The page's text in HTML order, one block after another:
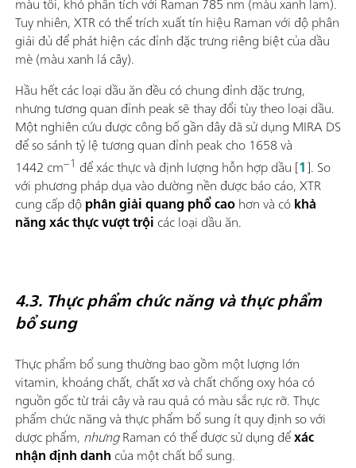
Tuy nhiên, XTR có thể trích xuất tín hiệu Raman với độ phân
giải đủ để phát hiện các đỉnh đặc trưng riêng biệt của dầu
mè (màu xanh lá cây).
Hầu hết các loại dầu ăn đều có chung đỉnh đặc trưng,
nhưng tương quan đỉnh peak sẽ thay đổi tùy theo loại dầu.
Một nghiên cứu được công bố gần đây đã sử dụng MIRA DS
để so sánh tỷ lệ tương quan đỉnh peak cho 1658 và
1442 cm−1 để xác thực và định lượng hỗn hợp dầu [1]. So
với phương pháp dụa vào đường nền được báo cáo, XTR
cung cấp độphân giải quang phổ caohơn và cókhả
năng xác thực vượt trội các loại dầu ăn.
4.3. Thực phẩm chức năng và thực phẩm
bổ sung
Thực phẩm bổ sung thường bao gồm một lượng lớn
vitamin, khoáng chất, chất xơ và chất chống oxy hóa có
nguồn gốc từ trái cây và rau quả có màu sắc rực rỡ. Thực
phẩm chức năng và thực phẩm bổ sung ít quy định so với
dược phẩm, nhưngRaman có thể được sử dụng đểxác
nhận định danh của một chất bổ sung.